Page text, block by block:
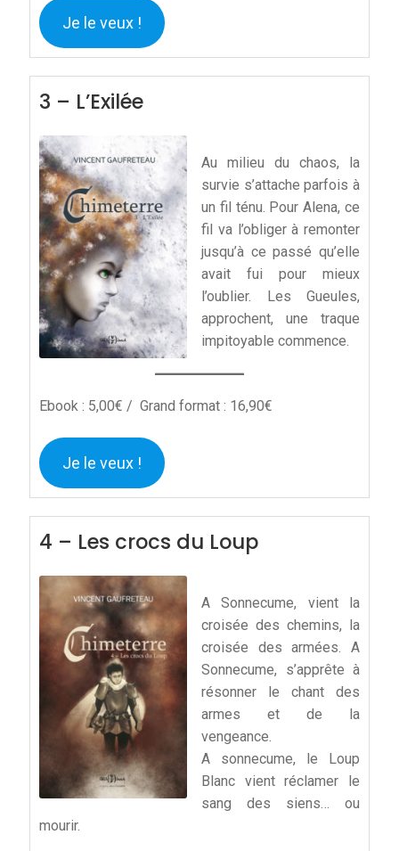
Je le veux !
3 – L’Exilée
Au milieu du chaos, la
survie s’attache parfois à
un fil ténu. Pour Alena, ce
fil va l’obliger à remonter
jusqu’à ce passé qu’elle
avait fui pour mieux
l’oublier. Les Gueules,
approchent, une traque
impitoyable commence.
Ebook : 5,00€ / Grand format : 16,90€
Je le veux !
4 – Les crocs du Loup
A Sonnecume, vient la
croisée des chemins, la
croisée des armées. A
Sonnecume, s’apprête à
résonner le chant des
armes et de la
vengeance.
A sonnecume, le Loup
Blanc vient réclamer le
sang des siens… ou
mourir.